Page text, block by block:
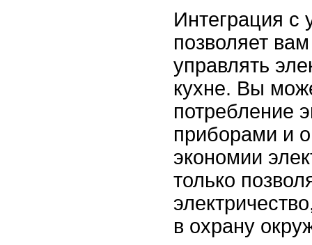
Интеграция
позволяет
управлять
кухне. Вы
потребление
приборами и
экономии
только
в охрану